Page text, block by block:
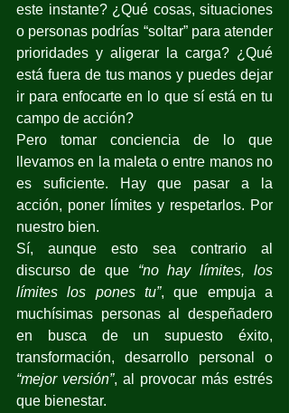
este instante? ¿Qué cosas, situaciones
o personas podrías “soltar” para atender
prioridades y aligerar la carga? ¿Qué
está fuera de tus manos y puedes dejar
ir para enfocarte en lo que sí está en tu
campo de acción?
Pero tomar conciencia de lo que
llevamos en la maleta o entre manos no
es suficiente. Hay que pasar a la
acción, poner límites y respetarlos. Por
nuestro bien.
Sí, aunque esto sea contrario al
discurso de que “no hay límites, los
límites los pones tu”, que empuja a
muchísimas personas al despeñadero
en busca de un supuesto éxito,
“mejor versión”, al provocar más estrés
que bienestar.